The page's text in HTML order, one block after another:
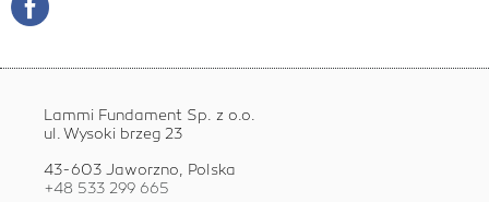
Lammi Fundament Sp. z o.o.
ul. Wysoki brzeg 23
43-603 Jaworzno, Polska
+48 533 299 665